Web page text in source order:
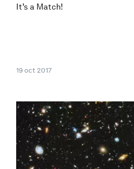
It’s a Match!
19 oct 2017